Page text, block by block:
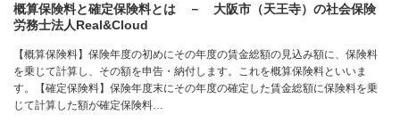
概算保険料と確定保険料とは － 大阪市（天王寺）の社会保険
労務士法人Real&Cloud
【概算保険料】保険年度の初めにその年度の賃金総額の見込み額に、保険料
を乗じて計算し、その額を申告・納付します。これを概算保険料といいま
す。【確定保険料】保険年度末にその年度の確定した賃金総額に保険料を乗
じて計算した額が確定保険料…